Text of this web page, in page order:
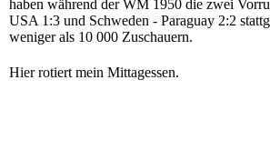
haben während der WM 1950 die zwei
USA 1:3 und Schweden - Paraguay 2:2
weniger als 10 000 Zuschauern.
Hier rotiert mein Mittagessen.